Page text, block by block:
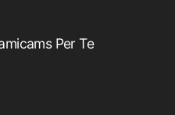
Per Te